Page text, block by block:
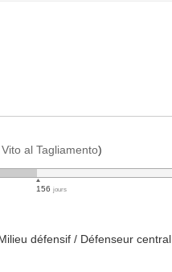
al Tagliamento)
156 jours
défensif / Défenseur central